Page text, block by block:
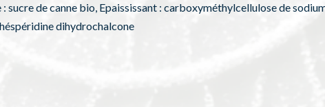
de canne bio, Epaississant : carboxyméthylcellulose de
dihydrochalcone